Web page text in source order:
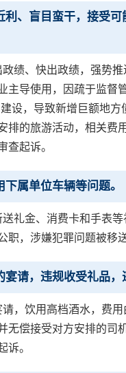
、盲目蛮干，接受
绩、快出政绩，强势
导使用，因疏于监督
设，导致新增巨额地
的旅游活动，相关费
查起诉。
属单位车辆等问题。
礼金、消费卡和手表
，涉嫌犯罪问题被移
请，违规收受礼品，
，饮用高档酒水，费
偿接受对方安排的司
诉。